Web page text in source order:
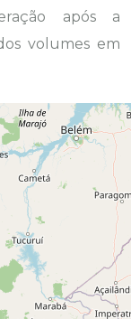
após a
volumes em